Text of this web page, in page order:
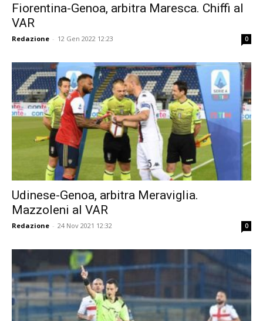
Fiorentina-Genoa, arbitra Maresca. Chiffi al
VAR
Redazione - 12 Gen 2022 12:23 0
Udinese-Genoa, arbitra Meraviglia.
Mazzoleni al VAR
Redazione - 24 Nov 2021 12:32 0